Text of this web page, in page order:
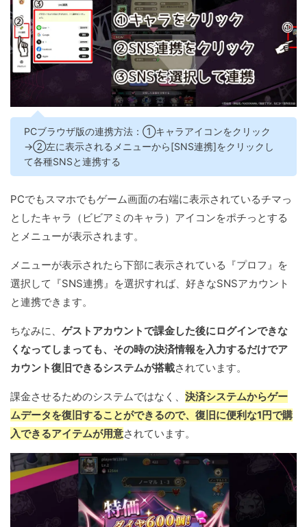
PCブラウザ版の連携方法：①キャラアイコンをクリック
→②左に表示されるメニューから[SNS連携]をクリックし
て各種SNSと連携する
PCでもスマホでもゲーム画面の右端に表示されているチマっ
としたキャラ（ビビアミのキャラ）アイコンをポチっとする
とメニューが表示されます。
メニューが表示されたら下部に表示されている『プロフ』を
選択して『SNS連携』を選択すれば、好きなSNSアカウント
と連携できます。
ちなみに、 ゲストアカウントで課金した後にログインできな
くなってしまっても、その時の決済情報を入力するだけでア
カウント復旧できるシステムが搭載されています。
課金させるためのシステムではなく、 決済システムからゲー
ムデータを復旧することができるので、復旧に便利な1円で購
入できるアイテムが用意されています。